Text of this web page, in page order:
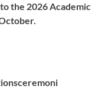
the 2026 Academic